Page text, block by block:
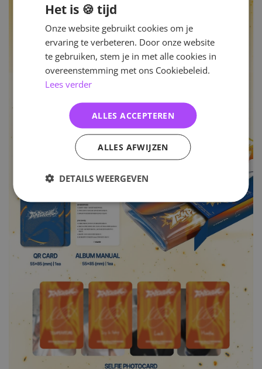
Het is 🍪 tijd
Onze website gebruikt cookies om je
ervaring te verbeteren. Door onze website
te gebruiken, stem je in met alle cookies in
overeenstemming met ons Cookiebeleid.
Lees verder
ALLES ACCEPTEREN
ALLES AFWIJZEN
DETAILS WEERGEVEN